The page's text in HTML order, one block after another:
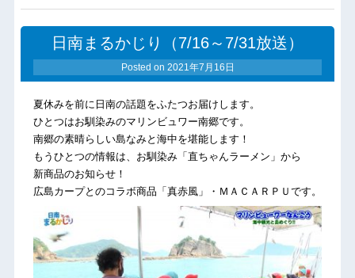
日南まるかじり（7/16～7/31放送）
Posted on 2021年7月16日
夏休みを前に日南の話題をふたつお届けします。
ひとつはお馴染みのマリンビュワー南郷です。
南郷の素晴らしい島なみと海中を堪能します！
もうひとつの情報は、お馴染み「直ちゃんラーメン」から
新商品のお知らせ！
広島カープとのコラボ商品「真赤風」・ＭＡＣＡＲＰＵです。